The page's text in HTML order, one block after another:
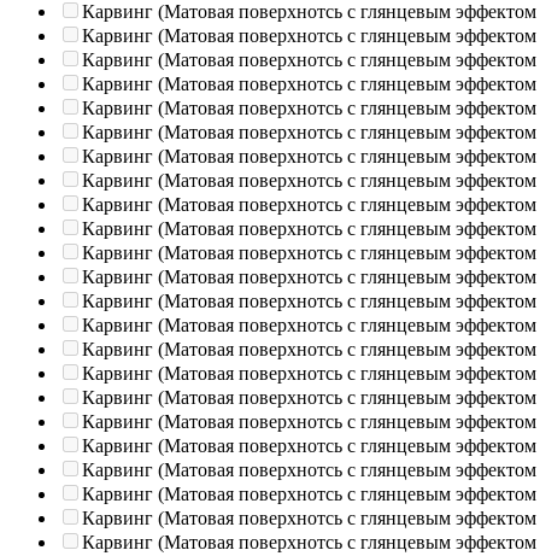
Карвинг (Матовая поверхнотсь с глянцевым эффектом
Карвинг (Матовая поверхнотсь с глянцевым эффектом
Карвинг (Матовая поверхнотсь с глянцевым эффектом
Карвинг (Матовая поверхнотсь с глянцевым эффектом
Карвинг (Матовая поверхнотсь с глянцевым эффектом
Карвинг (Матовая поверхнотсь с глянцевым эффектом
Карвинг (Матовая поверхнотсь с глянцевым эффектом
Карвинг (Матовая поверхнотсь с глянцевым эффектом
Карвинг (Матовая поверхнотсь с глянцевым эффектом
Карвинг (Матовая поверхнотсь с глянцевым эффектом
Карвинг (Матовая поверхнотсь с глянцевым эффектом
Карвинг (Матовая поверхнотсь с глянцевым эффектом
Карвинг (Матовая поверхнотсь с глянцевым эффектом
Карвинг (Матовая поверхнотсь с глянцевым эффектом
Карвинг (Матовая поверхнотсь с глянцевым эффектом
Карвинг (Матовая поверхнотсь с глянцевым эффектом
Карвинг (Матовая поверхнотсь с глянцевым эффектом
Карвинг (Матовая поверхнотсь с глянцевым эффектом
Карвинг (Матовая поверхнотсь с глянцевым эффектом
Карвинг (Матовая поверхнотсь с глянцевым эффектом
Карвинг (Матовая поверхнотсь с глянцевым эффектом
Карвинг (Матовая поверхнотсь с глянцевым эффектом
Карвинг (Матовая поверхнотсь с глянцевым эффектом